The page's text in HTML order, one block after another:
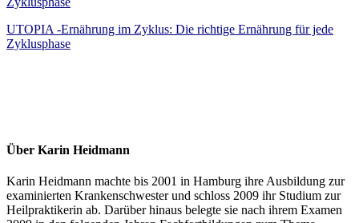
UTOPIA -Ernährung im Zyklus: Die richtige Ernährung für jede
Zyklusphase
Über Karin Heidmann
Karin Heidmann machte bis 2001 in Hamburg ihre Ausbildung zur
examinierten Krankenschwester und schloss 2009 ihr Studium zur
Heilpraktikerin ab. Darüber hinaus belegte sie nach ihrem Examen